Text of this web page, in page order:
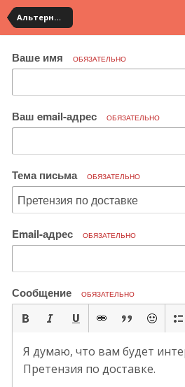
Альтернативная доставка YouCanBuy (slow)
Ваше имя ОБЯЗАТЕЛЬНО
Ваш email-адрес ОБЯЗАТЕЛЬНО
Тема письма ОБЯЗАТЕЛЬНО
Email-адрес ОБЯЗАТЕЛЬНО
Сообщение ОБЯЗАТЕЛЬНО
Я думаю, что вам будет
Претензия по доставке.